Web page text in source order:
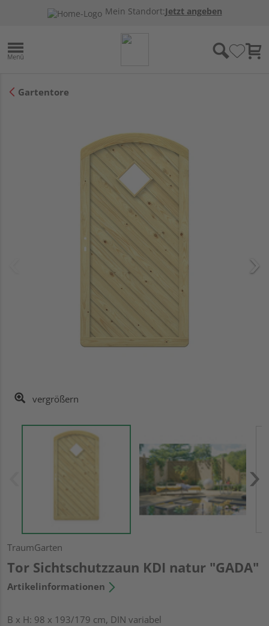
Mein Standort:Jetzt angeben
Gartentore
vergrößern
TraumGarten
Tor Sichtschutzzaun KDI natur "GADA"
Artikelinformationen
B x H: 98 x 193/179 cm, DIN variabel